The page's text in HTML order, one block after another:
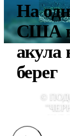
На
США
акула
берег
©